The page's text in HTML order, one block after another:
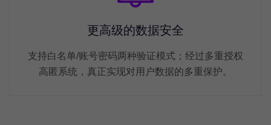
更高级的数据安全
支持白名单/账号密码两种验证模式；经过多重授权
高匿系统，真正实现对用户数据的多重保护。